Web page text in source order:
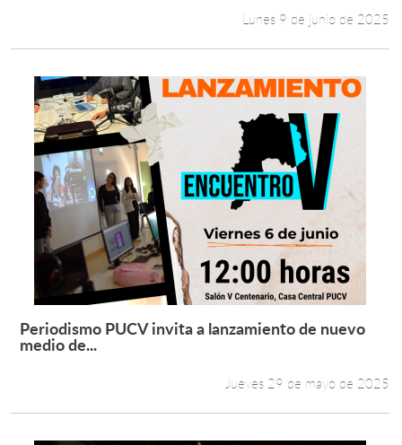
Lunes 9 de junio de 2025
Leer más +
Periodismo PUCV invita a lanzamiento de nuevo
medio de...
Jueves 29 de mayo de 2025